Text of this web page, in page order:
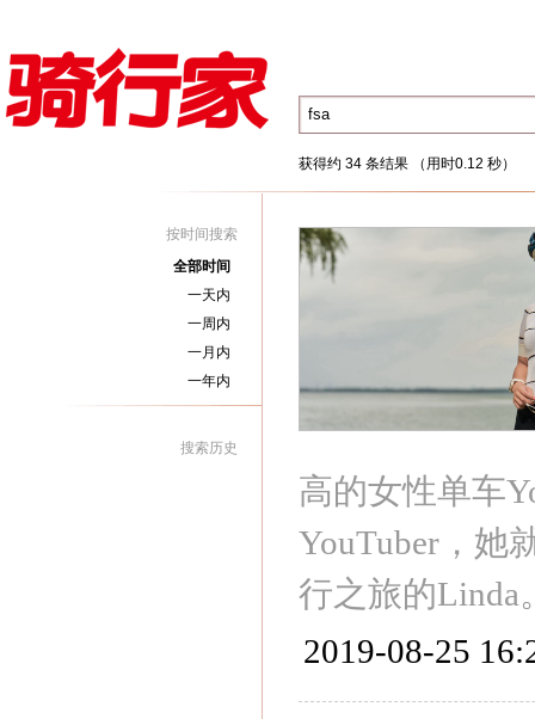
获得约 34 条结果 （用时0.12 秒）
按时间搜索
全部时间
一天内
一周内
一月内
一年内
搜索历史
高的女性单车
YouTuber，她
行之旅的Linda
2019-08-25